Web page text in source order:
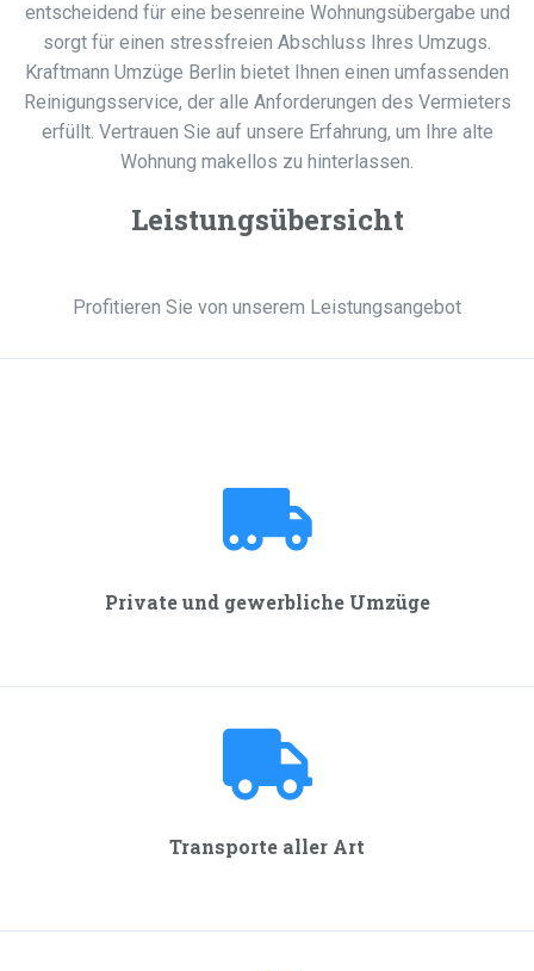
entscheidend für eine besenreine Wohnungsübergabe und
sorgt für einen stressfreien Abschluss Ihres Umzugs.
Kraftmann Umzüge Berlin bietet Ihnen einen umfassenden
Reinigungsservice, der alle Anforderungen des Vermieters
erfüllt. Vertrauen Sie auf unsere Erfahrung, um Ihre alte
Wohnung makellos zu hinterlassen.
Leistungsübersicht
Profitieren Sie von unserem Leistungsangebot
Private und gewerbliche Umzüge
Transporte aller Art